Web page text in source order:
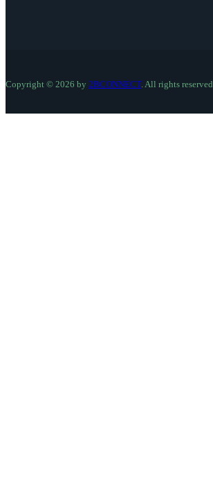
Copyright © 2026 by 2BCONNECT. All rights reserved